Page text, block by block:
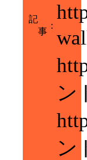
記
事
：
ン
ン